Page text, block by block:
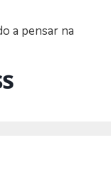
a pensar na